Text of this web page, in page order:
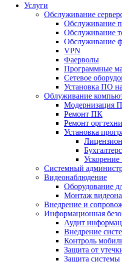
Услуги
Обслуживание
Обслуживание
Обслуживание
Обслуживание
VPN
Фаерволы
Программные
Сетевое
Установка ПО
Облуживание
Модернизация
Ремонт ПК
Ремонт
Установка
Ускорение
Системный
Видеонаблюдение
Оборудование
Монтаж
Внедрение и
Информационная
Аудит
Внедрение
Контроль
Защита от
Защита системы